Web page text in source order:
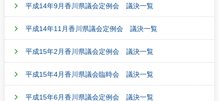
平成14年9月香川県議会定例会 議決一覧
平成14年11月香川県議会定例会 議決一覧
平成15年2月香川県議会定例会 議決一覧
平成15年4月香川県議会臨時会 議決一覧
平成15年6月香川県議会定例会 議決一覧